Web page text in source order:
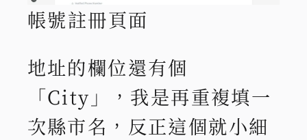
帳號註冊頁面
地址的欄位還有個
「City」，我是再重複填一
次縣市名，反正這個就小細